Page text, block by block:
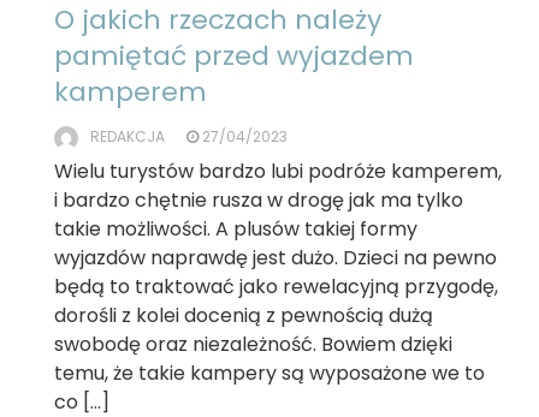
O jakich rzeczach należy
pamiętać przed wyjazdem
kamperem
REDAKCJA 27/04/2023
Wielu turystów bardzo lubi podróże kamperem,
i bardzo chętnie rusza w drogę jak ma tylko
takie możliwości. A plusów takiej formy
wyjazdów naprawdę jest dużo. Dzieci na pewno
będą to traktować jako rewelacyjną przygodę,
dorośli z kolei docenią z pewnością dużą
swobodę oraz niezależność. Bowiem dzięki
temu, że takie kampery są wyposażone we to
co […]